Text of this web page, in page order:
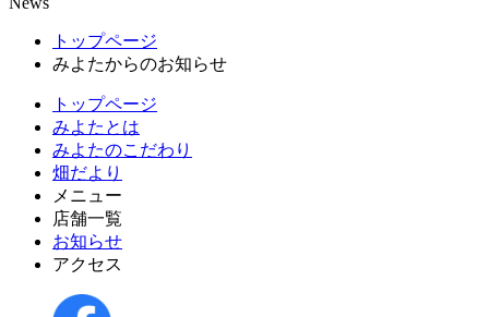
トップページ
みよたからのお知らせ
トップページ
みよたとは
みよたのこだわり
畑だより
メニュー
店舗一覧
お知らせ
アクセス